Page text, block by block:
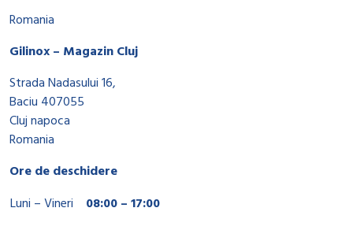
Romania
Gilinox – Magazin Cluj
Strada Nadasului 16,
Baciu 407055
Cluj napoca
Romania
Ore de deschidere
Luni – Vineri
08:00 – 17:00